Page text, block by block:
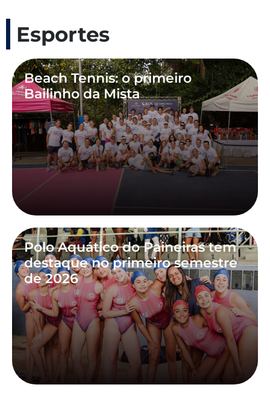
Esportes
Beach Tennis: o primeiro
Bailinho da Mista
Polo Aquático do Paineiras tem
destaque no primeiro semestre
de 2026